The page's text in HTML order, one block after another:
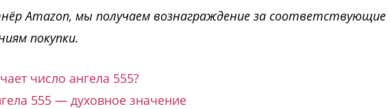
Amazon, мы получаем вознаграждение за соответствующие
покупки.
число ангела 555?
555 — духовное значение